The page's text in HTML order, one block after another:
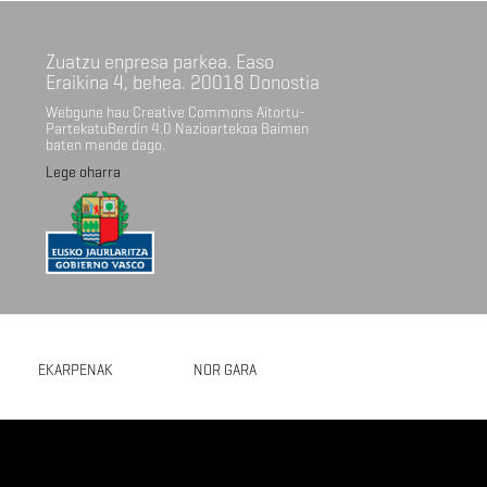
Zuatzu enpresa parkea. Easo
Eraikina 4, behea. 20018 Donostia
Webgune hau Creative Commons Aitortu-
PartekatuBerdin 4.0 Nazioartekoa Baimen
baten mende dago.
Lege oharra
EKARPENAK NOR GARA